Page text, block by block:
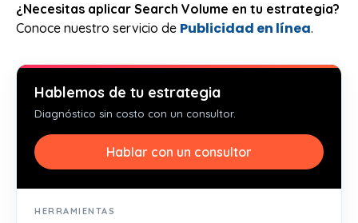
¿Necesitas aplicar Search Volume en tu estrategia?
Conoce nuestro servicio de Publicidad en línea.
Hablemos de tu estrategia
Diagnóstico sin costo con un consultor.
Hablar con un consultor
HERRAMIENTAS